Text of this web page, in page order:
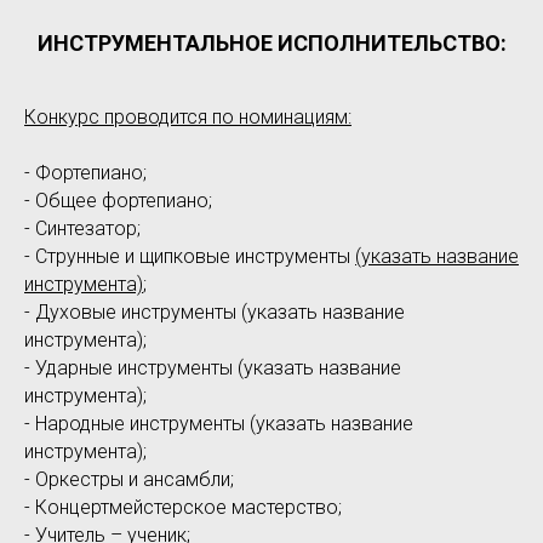
ИНСТРУМЕНТАЛЬНОЕ ИСПОЛНИТЕЛЬСТВО:
Конкурс проводится по номинациям:
- Фортепиано;
- Общее фортепиано;
- Синтезатор;
- Струнные и щипковые инструменты (указать название
инструмента);
- Духовые инструменты (указать название
инструмента);
- Ударные инструменты (указать название
инструмента);
- Народные инструменты (указать название
инструмента);
- Оркестры и ансамбли;
- Концертмейстерское мастерство;
- Учитель – ученик;